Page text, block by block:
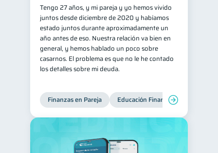
Tengo 27 años, y mi pareja y yo hemos vivido
juntos desde diciembre de 2020 y habíamos
estado juntos durante aproximadamente un
año antes de eso. Nuestra relación va bien en
general, y hemos hablado un poco sobre
casarnos. El problema es que no le he contado
los detalles sobre mi deuda.
Finanzas en Pareja Educación Financiera